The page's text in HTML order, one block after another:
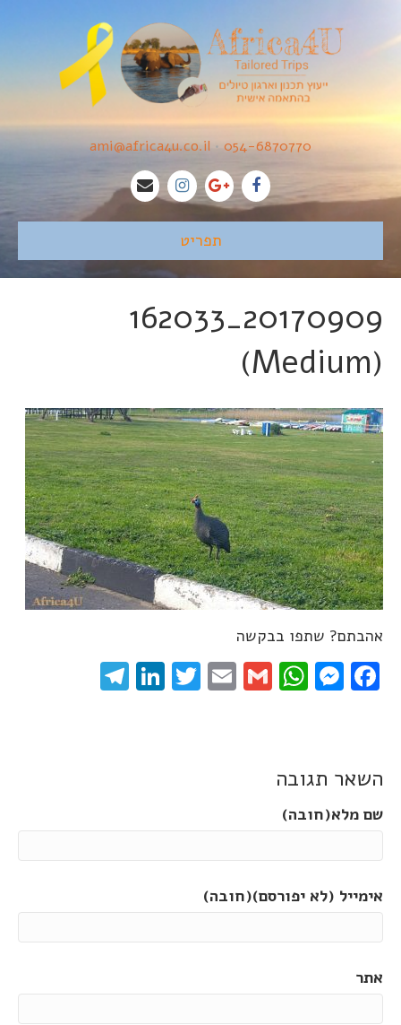
054-6870770
•
ami@africa4u.co.il
תפריט
20170909_162033
(Medium)
אהבתם? שתפו בבקשה
Facebook
Messenger
WhatsApp
Gmail
Email
Twitter
LinkedIn
השאר תגובה
שם מלא(חובה)
אימייל (לא יפורסם)(חובה)
אתר